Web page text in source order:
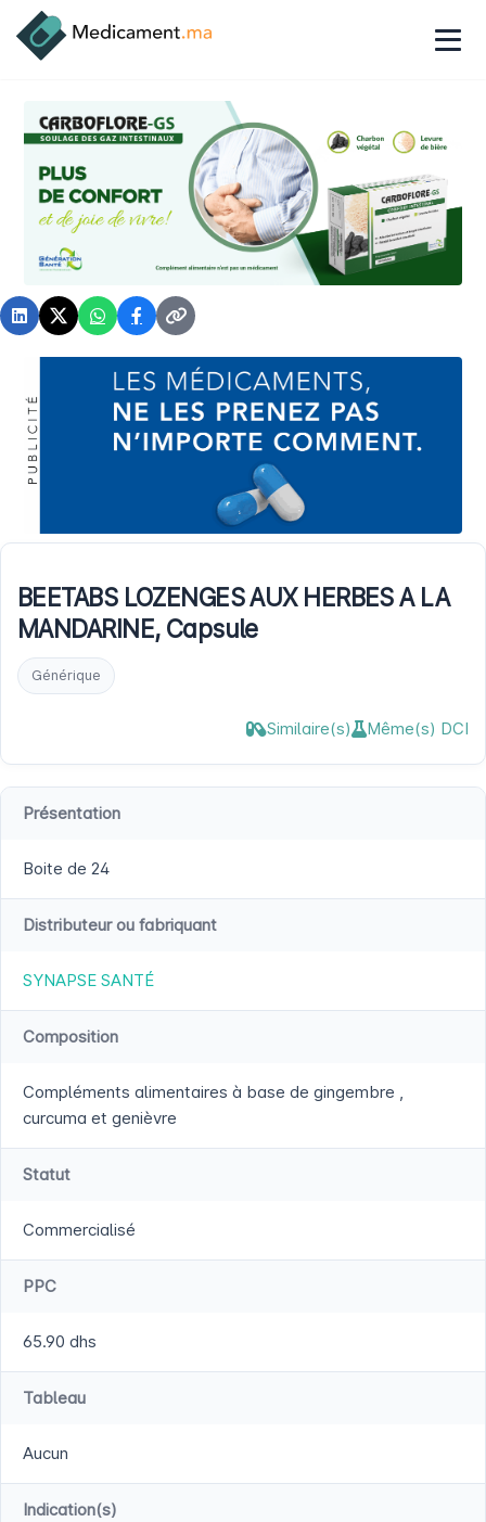
BEETABS LOZENGES AUX HERBES A LA
MANDARINE, Capsule
Générique
Similaire(s) Même(s) DCI
Présentation
Boite de 24
Distributeur ou fabriquant
SYNAPSE SANTÉ
Composition
Compléments alimentaires à base de gingembre ,
curcuma et genièvre
Statut
Commercialisé
PPC
65.90 dhs
Tableau
Aucun
Indication(s)